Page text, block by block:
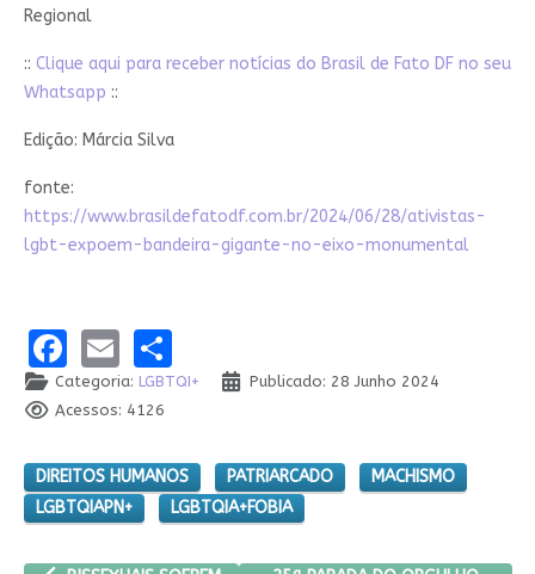
Regional
:: Clique aqui para receber notícias do Brasil de Fato DF no seu
Whatsapp ::
Edição: Márcia Silva
fonte:
https://www.brasildefatodf.com.br/2024/06/28/ativistas-
lgbt-expoem-bandeira-gigante-no-eixo-monumental
Facebook
EmailShare
Categoria: LGBTQI+
Publicado: 28 Junho 2024
Acessos: 4126
DIREITOS HUMANOS PATRIARCADO
MACHISMO
LGBTQIAPN+
LGBTQIA+FOBIA